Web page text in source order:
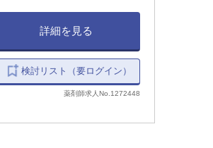
詳細を見る
検討リスト（要ログイン）
薬剤師求人No.1272448